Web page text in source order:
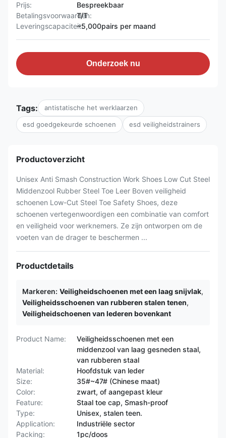
Prijs:
Bespreekbaar
Betalingsvoorwaarden:
T/T
Leveringscapaciteit:~5,000pairs per maand
Onderzoek nu
Tags: antistatische het werklaarzen
esd goedgekeurde schoenen esd veiligheidstrainers
Productoverzicht
Unisex Anti Smash Construction Work Shoes Low Cut Steel
Middenzool Rubber Steel Toe Leer Boven veiligheid
schoenen Low-Cut Steel Toe Safety Shoes, deze
schoenen vertegenwoordigen een combinatie van comfort
en veiligheid voor werknemers. Ze zijn ontworpen om de
voeten van de drager te beschermen ...
Productdetails
Markeren: Veiligheidschoenen met een laag snijvlak,
Veiligheidsschoenen van rubberen stalen tenen,
Veiligheidschoenen van lederen bovenkant
Product Name:
Veiligheidsschoenen met een
middenzool van laag gesneden staal,
van rubberen staal
Material:
Hoofdstuk van leder
Size:
35#~47# (Chinese maat)
Color:
zwart, of aangepast kleur
Feature:
Staal toe cap, Smash-proof
Type:
Unisex, stalen teen.
Application:
Industriële sector
Packing:
1pc/doos